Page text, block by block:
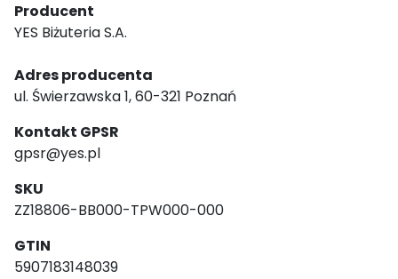
Producent
YES Biżuteria S.A.
Adres producenta
ul. Świerzawska 1, 60-321 Poznań
Kontakt GPSR
gpsr@yes.pl
SKU
ZZ18806-BB000-TPW000-000
GTIN
5907183148039